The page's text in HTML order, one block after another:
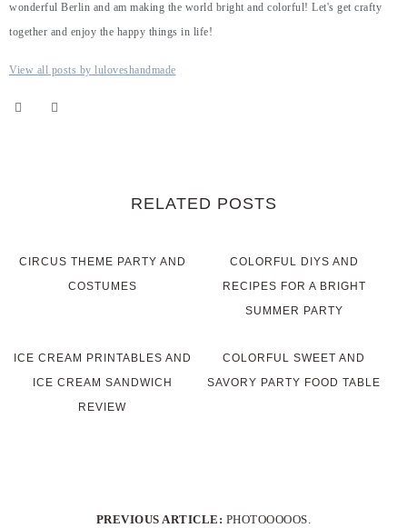
wonderful Berlin and am making the world bright and colorful! Let's get crafty
together and enjoy the happy things in life!
View all posts by luloveshandmade
RELATED POSTS
CIRCUS THEME PARTY AND
COSTUMES
COLORFUL DIYS AND
RECIPES FOR A BRIGHT
SUMMER PARTY
ICE CREAM PRINTABLES AND
ICE CREAM SANDWICH
REVIEW
COLORFUL SWEET AND
SAVORY PARTY FOOD TABLE
PREVIOUS ARTICLE: PHOTOOOOOS.